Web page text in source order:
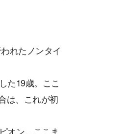
れたノンタイ
た19歳。ここ
は、これが初
オン。ここま